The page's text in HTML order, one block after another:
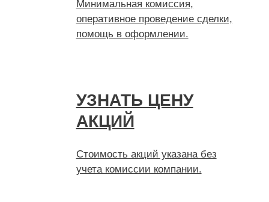
Минимальная комиссия,
оперативное проведение сделки,
помощь в оформлении.
УЗНАТЬ ЦЕНУ
АКЦИЙ
Стоимость акций указана без
учета комиссии компании.